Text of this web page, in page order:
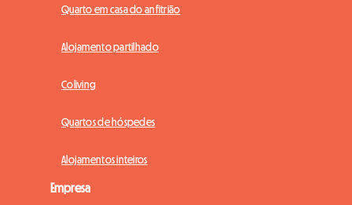
Quarto em casa do anfitrião
Alojamento partilhado
Coliving
Quartos de hóspedes
Alojamentos inteiros
Empresa